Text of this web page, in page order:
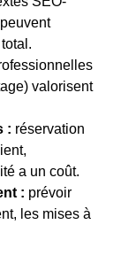
valorisent
: réservation
a un coût.
: prévoir
les mises à